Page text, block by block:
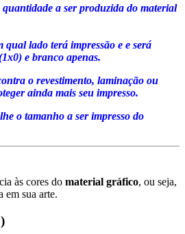
quantidade a ser produzida do material
qual lado terá impressão e e será
e branco apenas.
o revestimento, laminação ou
ainda mais seu impresso.
o tamanho a ser impresso do
às cores do material gráfico, ou seja,
em sua arte.